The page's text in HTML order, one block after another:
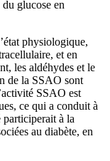
glucose en
physiologique,
et en
les aldéhydes et le
de la SSAO sont
SSAO est
ce qui a conduit à
participerait à la
au diabète, en